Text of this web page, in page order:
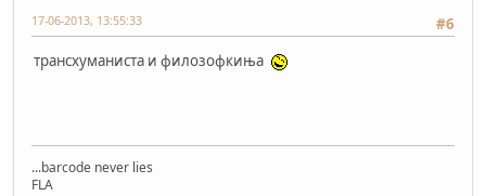
#6
17-06-2013, 13:55:33
трансхуманиста и филозофкиња
...barcode never lies
FLA